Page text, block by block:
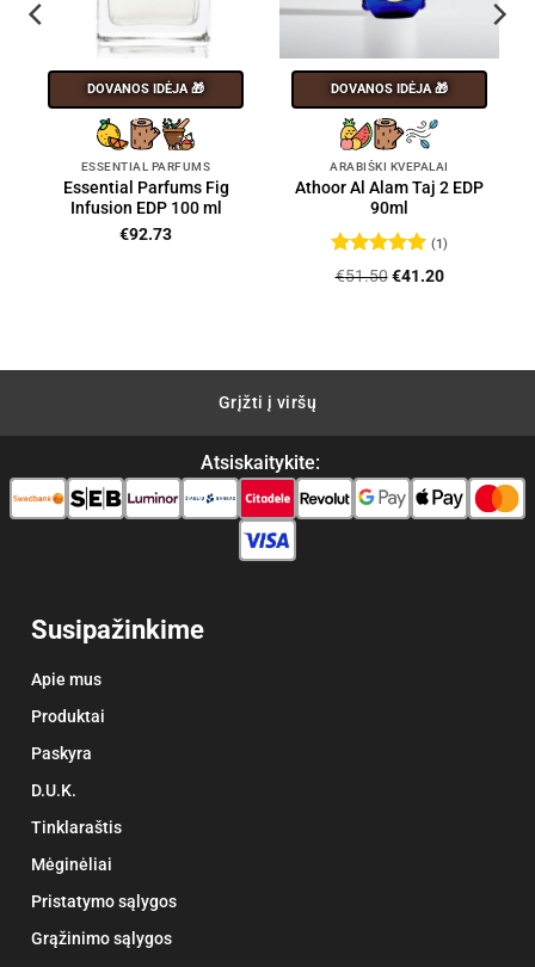
DOVANOS IDĖJA 🎁
ESSENTIAL PARFUMS
Essential Parfums Fig
Infusion EDP 100 ml
€92.73
DOVANOS IDĖJA 🎁
ARABIŠKI KVEPALAI
Athoor Al Alam Taj 2 EDP
90ml
Įvertinimas:
(1)
€51.50 Original
€41.20Current
Grįžti į viršų
Atsiskaitykite:
Susipažinkime
Apie mus
Produktai
Paskyra
D.U.K.
Tinklaraštis
Mėginėliai
Pristatymo sąlygos
Grąžinimo sąlygos